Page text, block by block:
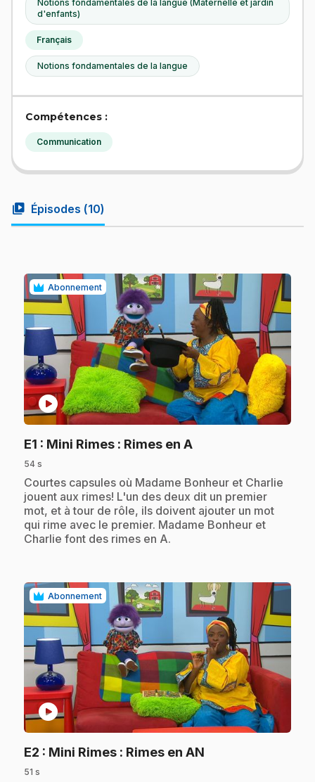
Notions fondamentales de la langue (Maternelle et jardin
d'enfants)
Français
Notions fondamentales de la langue
Compétences :
Communication
video_library Épisodes (10)
Abonnement
play_circle
E1 : Mini Rimes : Rimes en A
54 s
.Courtes capsules où Madame Bonheur et Charlie
jouent aux rimes! L'un des deux dit un premier
mot, et à tour de rôle, ils doivent ajouter un mot
qui rime avec le premier. Madame Bonheur et
Charlie font des rimes en A.
Abonnement
play_circle
E2 : Mini Rimes : Rimes en AN
51 s